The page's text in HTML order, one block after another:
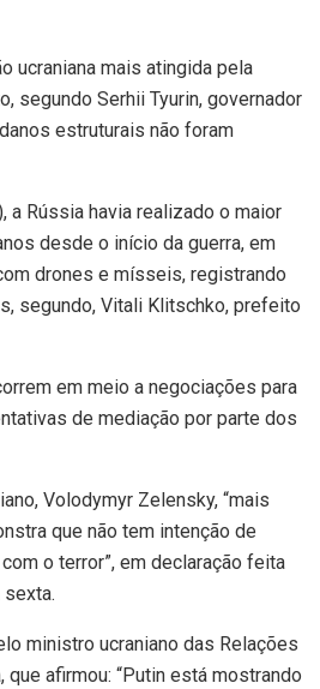
ucraniana mais atingida pela
segundo Serhii Tyurin, governador
estruturais não foram
a Rússia havia realizado o maior
desde o início da guerra, em
drones e mísseis, registrando
segundo, Vitali Klitschko, prefeito
em meio a negociações para
de mediação por parte dos
Volodymyr Zelensky, “mais
que não tem intenção de
o terror”, em declaração feita
ministro ucraniano das Relações
que afirmou: “Putin está mostrando